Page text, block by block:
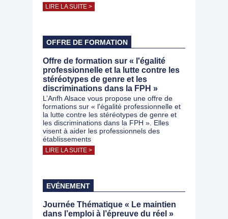
LIRE LA SUITE >
OFFRE DE FORMATION
Offre de formation sur « l'égalité
professionnelle et la lutte contre les
stéréotypes de genre et les
discriminations dans la FPH »
L’Anfh Alsace vous propose une offre de
formations sur « l'égalité professionnelle et
la lutte contre les stéréotypes de genre et
les discriminations dans la FPH ». Elles
visent à aider les professionnels des
établissements
LIRE LA SUITE >
EVÉNEMENT
Journée Thématique « Le maintien
dans l’emploi à l’épreuve du réel »